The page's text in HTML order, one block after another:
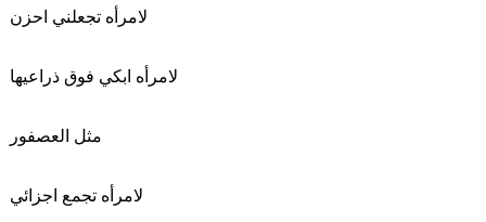
لامرأه تجعلني احزن
لامرأه ابكي فوق ذراعيها
مثل العصفور
لامرأه تجمع اجزائي